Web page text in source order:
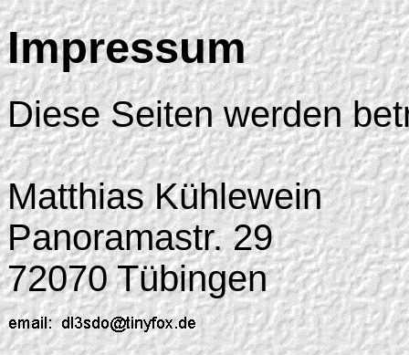
Impressum
Diese Seiten werden
Matthias Kühlewein
Panoramastr. 29
72070 Tübingen